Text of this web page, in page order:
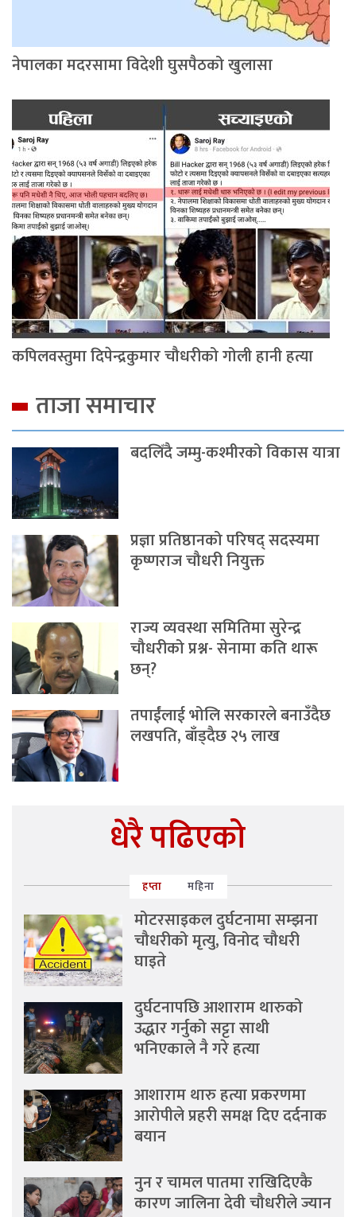
नेपालका मदरसामा विदेशी घुसपैठको खुलासा
कपिलवस्तुमा दिपेन्द्रकुमार चौधरीको गोली हानी हत्या
ताजा समाचार
बदलिँदै जम्मु-कश्मीरको विकास यात्रा
प्रज्ञा प्रतिष्ठानको परिषद् सदस्यमा
कृष्णराज चौधरी नियुक्त
राज्य व्यवस्था समितिमा सुरेन्द्र
चौधरीको प्रश्न- सेनामा कति थारू
छन्?
तपाईंलाई भोलि सरकारले बनाउँदैछ
लखपति, बाँड्दैछ २५ लाख
धेरै पढिएको
हप्ता महिना
मोटरसाइकल दुर्घटनामा सम्झना
चौधरीको मृत्यु, विनोद चौधरी
घाइते
दुर्घटनापछि आशाराम थारुको
उद्धार गर्नुको सट्टा साथी
भनिएकाले नै गरे हत्या
आशाराम थारु हत्या प्रकरणमा
आरोपीले प्रहरी समक्ष दिए दर्दनाक
बयान
नुन र चामल पातमा राखिदिएकै
कारण जालिना देवी चौधरीले ज्यान